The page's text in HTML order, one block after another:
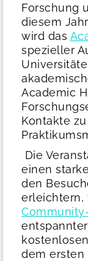
Forschung
diesem
wird das
spezieller
Academic
Kontakte
Die
einen
den
erleichtern,
dem ersten